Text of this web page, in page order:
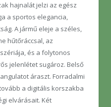
hajnalát jelzi az egész
a sportos elegancia,
A jármű eleje a széles,
hűtőráccsal, az
és a folytonos
jelenlétet sugároz. Belső
áraszt. Forradalmi
a digitális korszakba
elvárásait. Két